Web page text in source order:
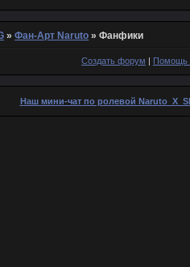
»Фан-Арт Naruto »Фанфики
Создать форум | Помощь
Наш мини-чат по ролевой